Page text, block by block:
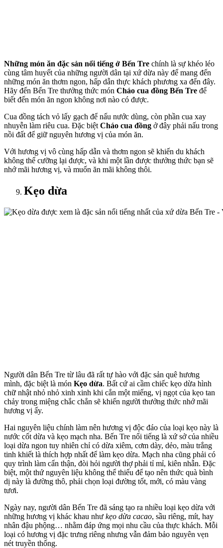
Những món ăn đặc sản nổi tiếng ở Bến Tre chính là sự khéo léo
cùng tâm huyết của những người dân tại xứ dừa này để mang đến
những món ăn thơm ngon, hấp dẫn thực khách phương xa đến đây.
Hãy đến Bến Tre thưởng thức món Cháo cua đồng Bến Tre để
biết đến món ăn ngon không nơi nào có được.
Cua đồng tách vỏ lấy gạch để nấu nước dùng, còn phần cua xay
nhuyễn làm riêu cua. Đặc biệt Cháo cua đồng ở đây phải nấu trong
nồi đất để giữ nguyên hương vị của món ăn.
Với hương vị vô cùng hấp dẫn và thơm ngon sẽ khiến du khách
không thể cưỡng lại được, và khi một lần được thưởng thức bạn sẽ
nhớ mãi hương vị, và muốn ăn mãi không thôi.
Kẹo dừa
Người dân Bến Tre từ lâu đã rất tự hào với đặc sản quê hương
mình, đặc biệt là món Kẹo dừa. Bất cứ ai cầm chiếc kẹo dừa hình
chữ nhật nhỏ nhỏ xinh xinh khi cắn một miếng, vị ngọt của kẹo tan
chảy trong miệng chắc chắn sẽ khiến người thưởng thức nhớ mãi
hương vị ấy.
Hai nguyên liệu chính làm nên hương vị độc đáo của loại kẹo này là
nước cốt dừa và kẹo mạch nha. Bến Tre nổi tiếng là xứ sở của nhiều
loại dừa ngon tuy nhiên chỉ có dừa xiêm, cơm dày, dẻo, màu trắng
tinh khiết là thích hợp nhất để làm kẹo dừa. Mạch nha cũng phải có
quy trình làm cẩn thận, đòi hỏi người thợ phải tỉ mỉ, kiên nhẫn. Đặc
biệt, một thứ nguyên liệu không thể thiếu để tạo nên thức quà bình
dị này là đường thô, phải chọn loại đường tốt, mới, có màu vàng
tươi.
Ngày nay, người dân Bến Tre đã sáng tạo ra nhiều loại kẹo dừa với
những hương vị khác khau như kẹo dừa cacao, sầu riêng, mít, hay
nhân đậu phộng… nhằm đáp ứng mọi nhu cầu của thực khách. Mỗi
loại có hương vị đặc trưng riêng nhưng vẫn đảm bảo nguyên vẹn
nét truyền thống.